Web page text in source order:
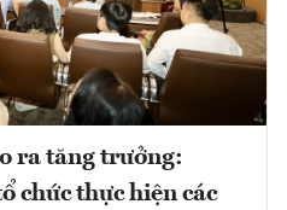
ra tăng trưởng:
chức thực hiện các